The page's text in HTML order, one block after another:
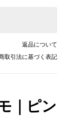
返品について
取引法に基づく表記
｜ピン